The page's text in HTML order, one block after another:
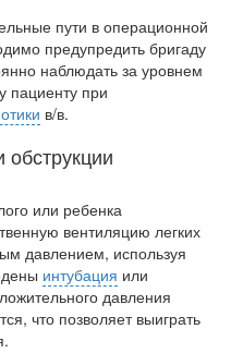
пути в операционной
предупредить бригаду
наблюдать за уровнем
пациенту при
в/в.
или ребенка
вентиляцию легких
давлением, используя
интубация или
давления
что позволяет выиграть